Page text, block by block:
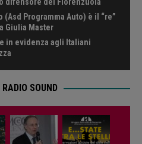
(Asd Programma Auto) è il “re”
Giulia Master
in evidenza agli Italiani
SOUND